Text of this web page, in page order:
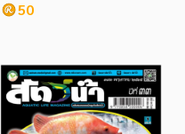
50